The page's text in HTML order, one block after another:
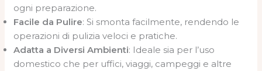
ogni preparazione.
Facile da Pulire: Si smonta facilmente, rendendo le
operazioni di pulizia veloci e pratiche.
Adatta a Diversi Ambienti: Ideale sia per l’uso
domestico che per uffici, viaggi, campeggi e altre